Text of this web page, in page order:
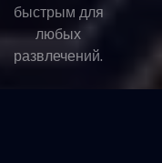
быстрым для
любых
развлечений.